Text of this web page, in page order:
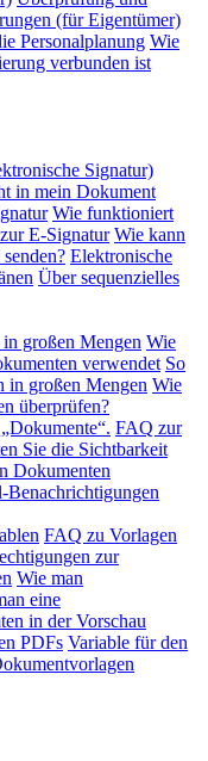
(für Eigentümer)
Personalplanung Wie
verbunden ist
Signatur)
in mein Dokument
Wie funktioniert
E-Signatur Wie kann
Elektronische
Über sequenzielles
großen Mengen Wie
verwendet So
in großen Mengen Wie
überprüfen?
FAQ zur
Sie die Sichtbarkeit
Dokumenten
FAQ zu Vorlagen
zur
Wie man
eine
in der Vorschau
PDFs Variable für den